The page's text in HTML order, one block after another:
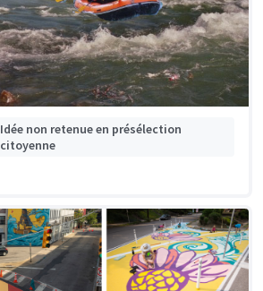
Idée non retenue en présélection
citoyenne